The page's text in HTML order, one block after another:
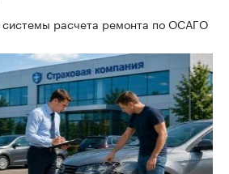
расчета ремонта по ОСАГО